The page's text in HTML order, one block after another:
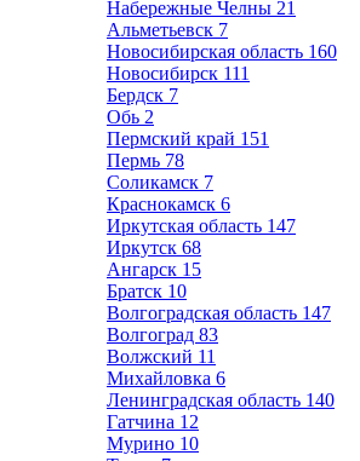
Набережные Челны 21
Альметьевск 7
Новосибирская область 160
Новосибирск 111
Бердск 7
Обь 2
Пермский край 151
Пермь 78
Соликамск 7
Краснокамск 6
Иркутская область 147
Иркутск 68
Ангарск 15
Братск 10
Волгоградская область 147
Волгоград 83
Волжский 11
Михайловка 6
Ленинградская область 140
Гатчина 12
Мурино 10